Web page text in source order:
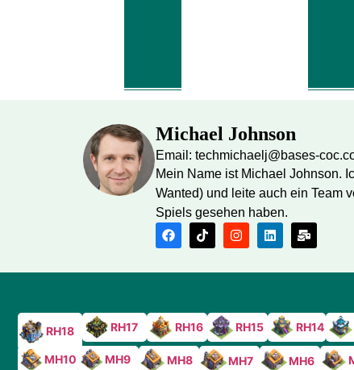
Michael Johnson
Email: techmichaelj@bases-
Mein Name ist Michael Johnson.
Wanted) und leite auch ein Team
Spiels gesehen haben.
RH18 RH17 RH16 RH15 RH14
MH10 MH9 MH8 MH7 MH6